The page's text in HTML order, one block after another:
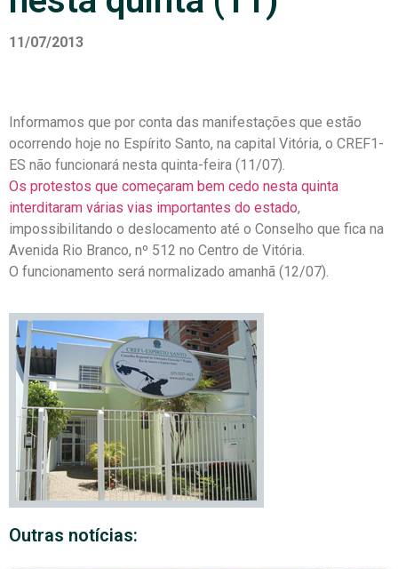
11/07/2013
Informamos que por conta das manifestações que estão
ocorrendo hoje no Espírito Santo, na capital Vitória, o CREF1-
ES não funcionará nesta quinta-feira (11/07).
Os protestos que começaram bem cedo nesta quinta
interditaram várias vias importantes do estado,
impossibilitando o deslocamento até o Conselho que fica na
Avenida Rio Branco, nº 512 no Centro de Vitória.
O funcionamento será normalizado amanhã (12/07).
Outras notícias: